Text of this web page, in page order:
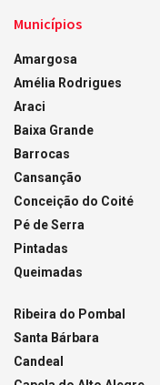
Municípios
Amargosa
Amélia Rodrigues
Araci
Baixa Grande
Barrocas
Cansanção
Conceição do Coité
Pé de Serra
Pintadas
Queimadas
Ribeira do Pombal
Santa Bárbara
Candeal